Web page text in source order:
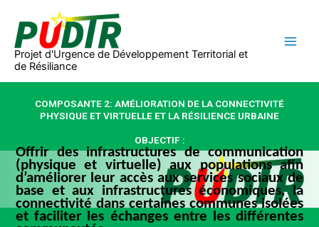
contenu
Projet d'Urgence de Développement Territorial et
de Résiliance
COMPOSANTE 2: AMÉLIORATION DE LA CONNECTIVITÉ
PHYSIQUE ET VIRTUELLE ET LA RÉSILIENCE URBAINE
OBJECTIF :
Offrir des infrastructures de communication
(physique et virtuelle) aux populations afin
d’améliorer leur accès aux services sociaux de
base et aux infrastructures économiques, la
connectivité dans certaines communes isolées
et faciliter les échanges entre les différentes